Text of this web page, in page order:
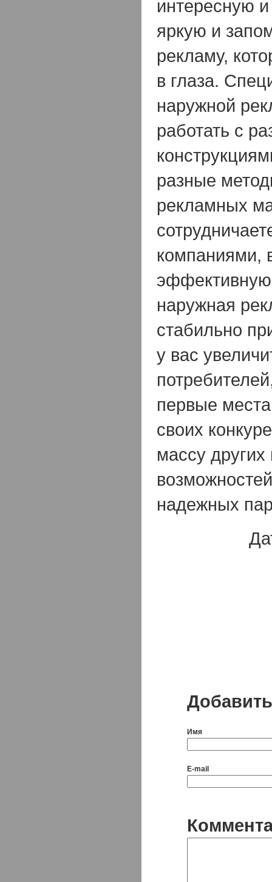
интересную
яркую и
рекламу,
в глаза.
наружной
работать с
разные
рекламных
компаниями,
наружная
стабильно
у вас
первые
своих
массу
надежных
Имя
E-mail